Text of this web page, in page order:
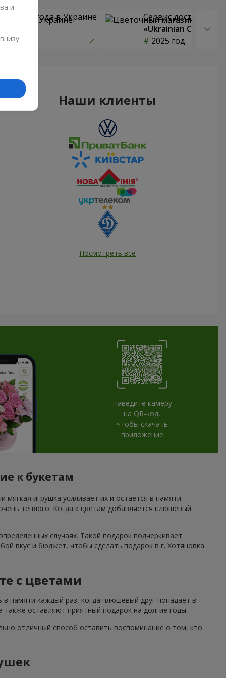
цветов года в Украине
Сервис доставки
«Ukrainian Choice»
2025 год
Наши клиенты
Посмотреть все
Наведите камеру
на QR-код,
чтобы скачать
приложение
к букетам
игрушка усиливает их и остается в памяти
теплого. Когда к цветам добавляется плюшевый
случаях. Такой подарок подчеркивает
вкус и бюджет, чтобы сделать подарок в г. Хотяновка
с цветами
памяти каждый раз, когда плюшевый друг попадает в
оставляют приятный подарок на долгие годы.
отличный способ оставить воспоминание о том, кто
и